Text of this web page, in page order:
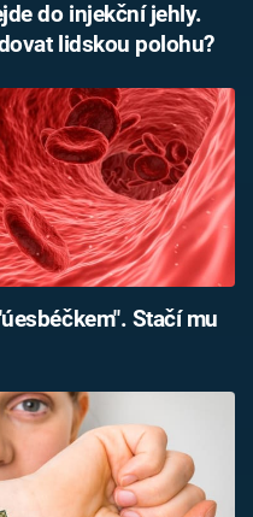
do injekční jehly.
lidskou polohu?
Stačí mu